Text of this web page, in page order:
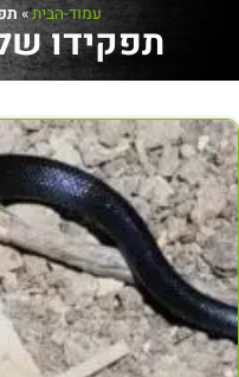
עמוד-הבית»
תפקידו